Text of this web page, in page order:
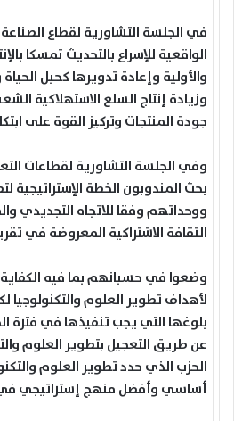
في الجلسة التشاورية لقطاع الصناعة
الواقعية للإسراع بالتحديث تمسكا
والأولية وإعادة تدويرها كحبل الحياة
وزيادة إنتاج السلع الاستهلاكية
جودة المنتجات وتركيز القوة على
وفي الجلسة التشاورية لقطاعات
بحث المندوبون الخطة الإستراتيجية
ووحداتهم وفقا للاتجاه التجديدي
الثقافة الاشتراكية المعروضة في
وضعوا في حسبانهم بما فيه الكفاية
لأهداف تطوير العلوم والتكنولوجيا
بلوغها التي يجب تنفيذها في فترة
عن طريق التعجيل بتطوير العلوم
الحزب الذي حدد تطوير العلوم
أساسي وأفضل منهج إستراتيجي في